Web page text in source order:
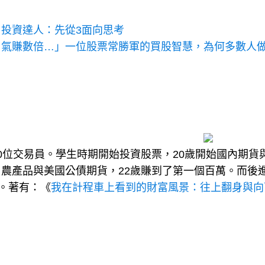
資達人：先從3面向思考
賺數倍…」一位股票常勝軍的買股智慧，為何多數人
交易員。學生時期開始投資股票，20歲開始國內期貨
產品與美國公債期貨，22歲賺到了第一個百萬。而後
著有：《我在計程車上看到的財富風景：往上翻身與